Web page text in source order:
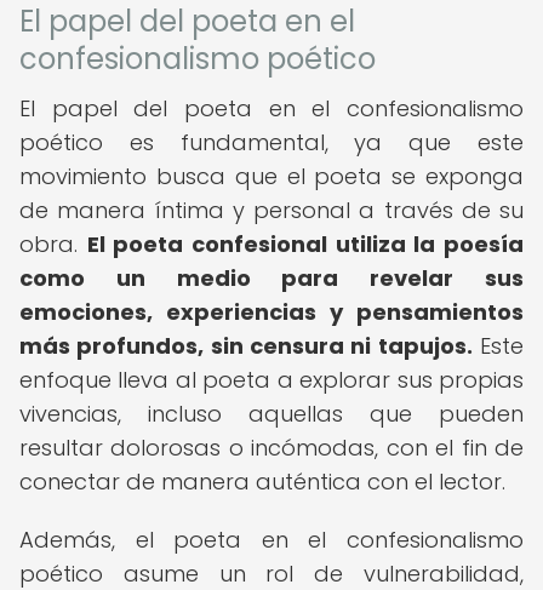
El papel del poeta en el
confesionalismo poético
El papel del poeta en el confesionalismo
poético es fundamental, ya que este
movimiento busca que el poeta se exponga
de manera íntima y personal a través de su
obra. El poeta confesional utiliza la poesía
como un medio para revelar sus
emociones, experiencias y pensamientos
más profundos, sin censura ni tapujos. Este
enfoque lleva al poeta a explorar sus propias
vivencias, incluso aquellas que pueden
resultar dolorosas o incómodas, con el fin de
conectar de manera auténtica con el lector.
Además, el poeta en el confesionalismo
poético asume un rol de vulnerabilidad,